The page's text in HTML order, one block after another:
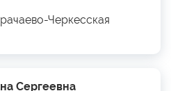
Черкесская
Сергеевна